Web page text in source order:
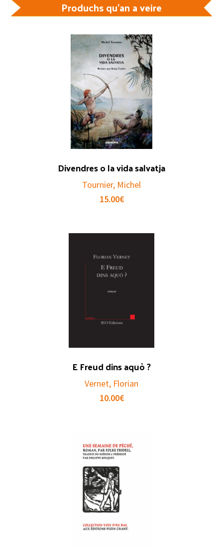
Produchs qu'an a veire
Divendres o la vida salvatja
Tournier, Michel
15.00€
E Freud dins aquò ?
Vernet, Florian
10.00€